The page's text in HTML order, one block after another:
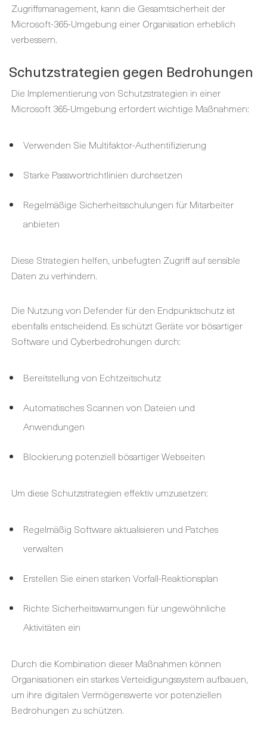
Zugriffsmanagement, kann die Gesamtsicherheit der
Microsoft-365-Umgebung einer Organisation erheblich
verbessern.
Schutzstrategien gegen Bedrohungen
Die Implementierung von Schutzstrategien in einer
Microsoft 365-Umgebung erfordert wichtige Maßnahmen:
Verwenden Sie Multifaktor-Authentifizierung
Starke Passwortrichtlinien durchsetzen
Regelmäßige Sicherheitsschulungen für Mitarbeiter
anbieten
Diese Strategien helfen, unbefugten Zugriff auf sensible
Daten zu verhindern.
Die Nutzung von Defender für den Endpunktschutz ist
ebenfalls entscheidend. Es schützt Geräte vor bösartiger
Software und Cyberbedrohungen durch:
Bereitstellung von Echtzeitschutz
Automatisches Scannen von Dateien und
Anwendungen
Blockierung potenziell bösartiger Webseiten
Um diese Schutzstrategien effektiv umzusetzen:
Regelmäßig Software aktualisieren und Patches
verwalten
Erstellen Sie einen starken Vorfall-Reaktionsplan
Richte Sicherheitswarnungen für ungewöhnliche
Aktivitäten ein
Durch die Kombination dieser Maßnahmen können
Organisationen ein starkes Verteidigungssystem aufbauen,
um ihre digitalen Vermögenswerte vor potenziellen
Bedrohungen zu schützen.